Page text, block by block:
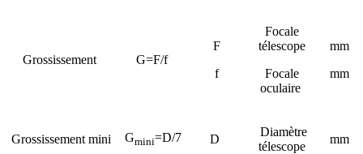
Grossissement G=F/f
F
f
Focale
télescope
Focale
oculaire
mm
mm
Grossissement mini Gmini=D/7 D
Diamètre
télescope
mm